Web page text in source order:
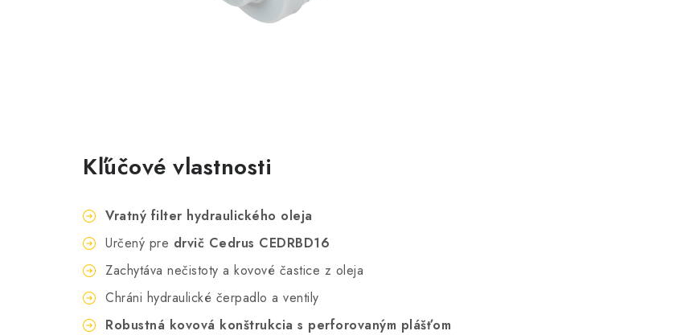
Kľúčové vlastnosti
Vratný filter hydraulického oleja
Určený pre drvič Cedrus CEDRBD16
Zachytáva nečistoty a kovové častice z oleja
Chráni hydraulické čerpadlo a ventily
Robustná kovová konštrukcia s perforovaným plášťom